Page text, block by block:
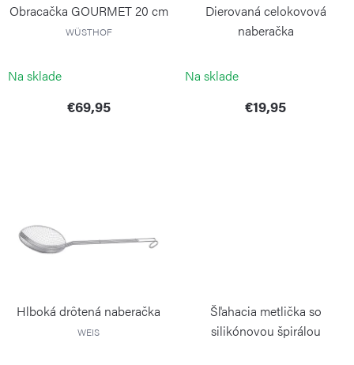
k
v
u
Obracačka GOURMET 20 cm
WÜSTHOF
Na sklade
€69,95
Dierovaná celokovová
naberačka
Na sklade
€19,95
Hlboká drôtená naberačka
WEIS
Šľahacia metlička so
silikónovou špirálou